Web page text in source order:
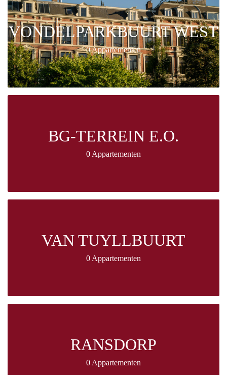
VONDELPARKBUURT WEST
0 Appartementen
BG-TERREIN E.O.
0 Appartementen
VAN TUYLLBUURT
0 Appartementen
RANSDORP
0 Appartementen